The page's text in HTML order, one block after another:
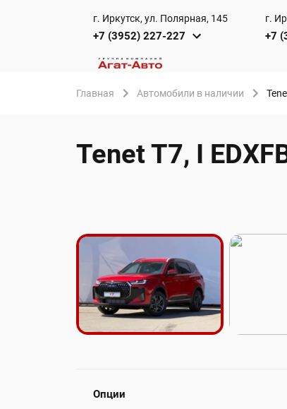
г. Иркутск, ул. Полярная, 145
+7 (3952) 227-227
г.
+7
Главная Автомобили в наличии
Tenet T7, I
Опции